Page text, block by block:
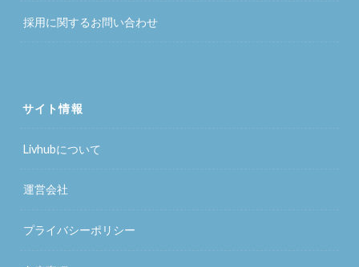
採用に関するお問い合わせ
サイト情報
Livhubについて
運営会社
プライバシーポリシー